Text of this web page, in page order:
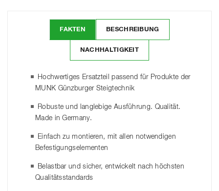
FAKTEN BESCHREIBUNG
NACHHALTIGKEIT
Hochwertiges Ersatzteil passend für Produkte der
MUNK Günzburger Steigtechnik
Robuste und langlebige Ausführung. Qualität.
Made in Germany.
Einfach zu montieren, mit allen notwendigen
Befestigungselementen
Belastbar und sicher, entwickelt nach höchsten
Qualitätsstandards